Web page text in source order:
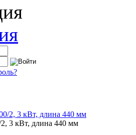
3 кВт, длина 440 мм